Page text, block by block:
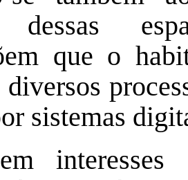
dessas
que o
sistemas